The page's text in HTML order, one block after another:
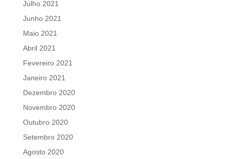
Julho 2021
Junho 2021
Maio 2021
Abril 2021
Fevereiro 2021
Janeiro 2021
Dezembro 2020
Novembro 2020
Outubro 2020
Setembro 2020
Agosto 2020